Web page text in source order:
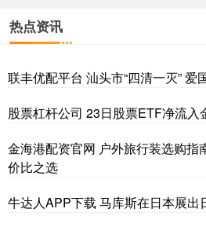
热点资讯
联丰优配平台 汕头市“四清一灭” 爱
股票杠杆公司 23日股票ETF净流入
金海港配资官网 户外旅行装选购指
价比之选
牛达人APP下载 马库斯在日本展出